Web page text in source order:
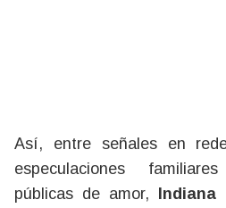
Así, entre señales en
especulaciones
públicas de amor, Indiana